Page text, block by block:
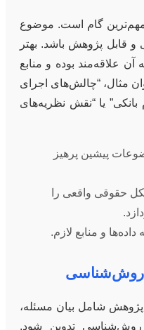
گام است. موضوع
و قابل پژوهش باشد. بهتر
علاقه‌مند بوده و منابع
مثال، “چالش‌های اجرای
بانکی” یا “نقش نظریه‌های
پیشین پرهیز
حقوقی واقعی را
و منابع لازم.
شامل بیان مسئله،
روش‌شناسی تدوین شود.